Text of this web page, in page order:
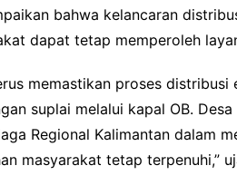
bahwa kelancaran
dapat tetap memperoleh
memastikan proses
suplai melalui kapal OB.
Regional Kalimantan dalam
masyarakat tetap terpenuhi,”